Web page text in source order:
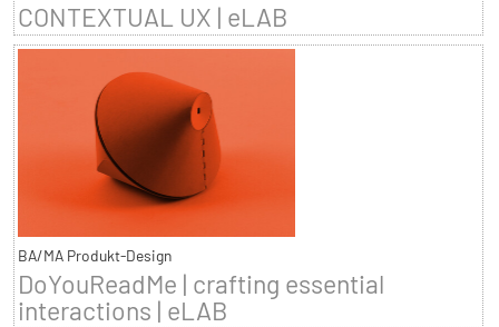
CONTEXTUAL UX | eLAB
BA/MA Produkt-Design
DoYouReadMe | crafting essential
interactions | eLAB